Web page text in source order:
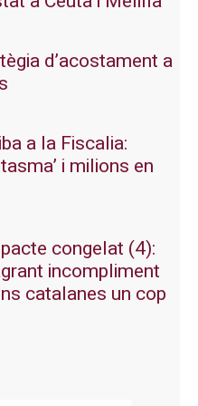
d’acostament a
a la Fiscalia:
i milions en
congelat (4):
incompliment
catalanes un cop